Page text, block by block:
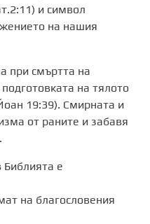
и символ
на нашия
при смъртта на
на тялото
19:39). Смирната и
от раните и забавя
е
на благословения